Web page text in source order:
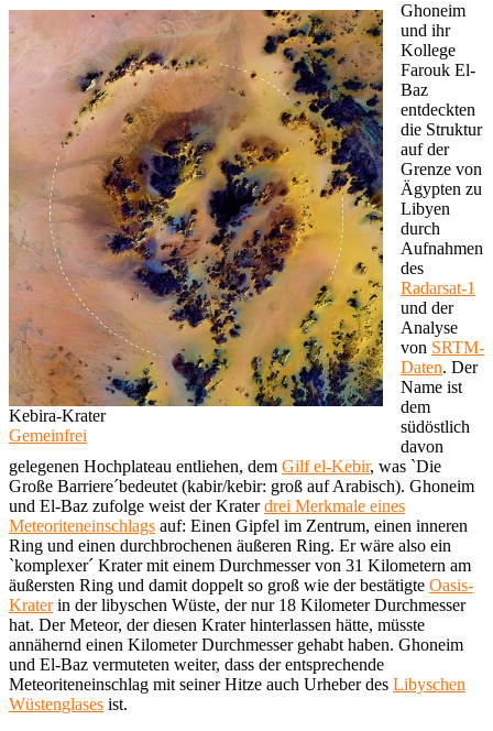
Kebira-Krater
Gemeinfrei
Ghoneim
und ihr
Kollege
Farouk El-
Baz
entdeckten
die Struktur
auf der
Grenze von
Ägypten zu
Libyen
durch
Aufnahmen
des
Radarsat-1
und der
Analyse
von SRTM-
Daten. Der
Name ist
dem
südöstlich
davon
gelegenen Hochplateau entliehen, dem Gilf el-Kebir, was `Die
Große Barriere´bedeutet (kabir/kebir: groß auf Arabisch). Ghoneim
und El-Baz zufolge weist der Kraterdrei Merkmale eines
Meteoriteneinschlags auf: Einen Gipfel im Zentrum, einen inneren
Ring und einen durchbrochenen äußeren Ring. Er wäre also ein
`komplexer´ Krater mit einem Durchmesser von 31 Kilometern am
äußersten Ring und damit doppelt so groß wie der bestätigte Oasis-
Kraterin der libyschen Wüste, der nur 18 Kilometer Durchmesser
hat. Der Meteor, der diesen Krater hinterlassen hätte, müsste
annähernd einen Kilometer Durchmesser gehabt haben. Ghoneim
und El-Baz vermuteten weiter, dass der entsprechende
Meteoriteneinschlag mit seiner Hitze auch Urheber des Libyschen
Wüstenglases ist.